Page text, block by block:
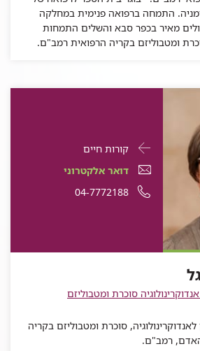
התמחה ברפואה פנימית במחלקה
מאיר בכפר סבא והשלים התמחות
ומטבוליזם בקריה הרפואית רמב"ם.
פרטי
התקשרות
עבור
ד"ר
קורות חייםעבור
ד"ר
ילנה
דואר
אלקטרוני
ילנה
סיגל
דואר אלקטרוניעבור
מספר
ד"ר
סיגל
04-7772188עבור
סיגל
סוכרת ומטבוליזם
סוכרת ומטבוליזם בקריה
רמב"ם.